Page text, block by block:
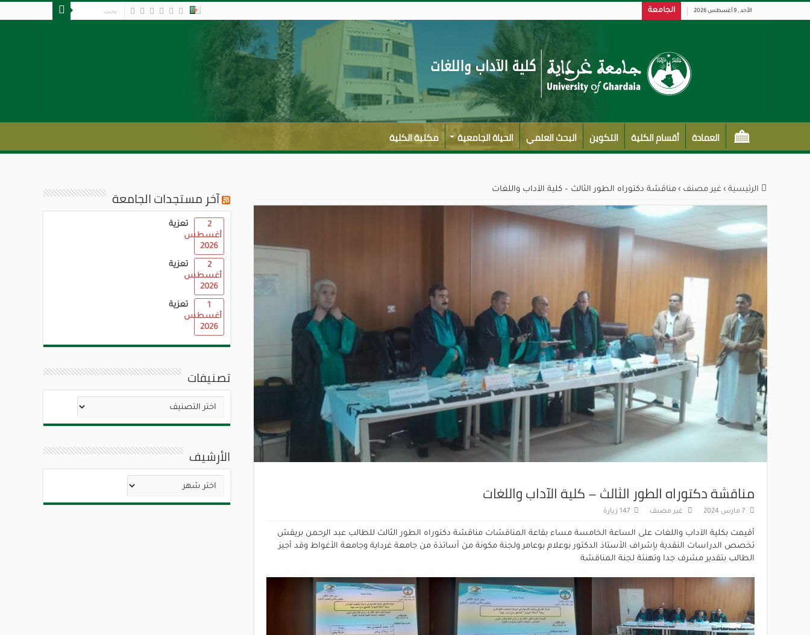
الأحد , 9 أغسطس 2026 الجامعة
العمادة أقسام الكلية التكوين البحث العلمي الحياة الجامعية مكتبة الكلية
الرئيسية › غير مصنف › مناقشة دكتوراه الطور الثالث – كلية الآداب واللغات
مناقشة دكتوراه الطور الثالث – كلية الآداب واللغات
7 مارس 2024 غير مصنف 147 زيارة
أقيمت بكلية الآداب واللغات على الساعة الخامسة مساء بقاعة المناقشات مناقشة دكتوراه الطور الثالث للطالب عبد الرحمن بريقش
تخصص الدراسات النقدية بإشراف الأستاذ الدكتور بوعلام بوعامر ولجنة مكونة من أساتذة من جامعة غرداية وجامعة الأغواط وقد أجيز
الطالب بتقدير مشرف جدا وتهنئة لجنة المناقشة
آخر مستجدات الجامعة
تعزية
2
أغسطس
2026
تعزية
2
أغسطس
2026
تعزية
1
أغسطس
2026
تصنيفات
تصنيفات
الأرشيف
الأرشيف